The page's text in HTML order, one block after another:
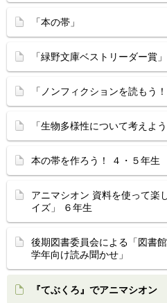
「本の帯」
「緑野文庫ベストリーダー賞
「ノンフィクションを読もう
「生物多様性について考えよう
本の帯を作ろう！ ４・５年生
アニマシオン 資料を使って楽
イズ」 ６年生
後期図書委員会による「図書
学年向け読み聞かせ」
『てぶくろ』でアニマシオン